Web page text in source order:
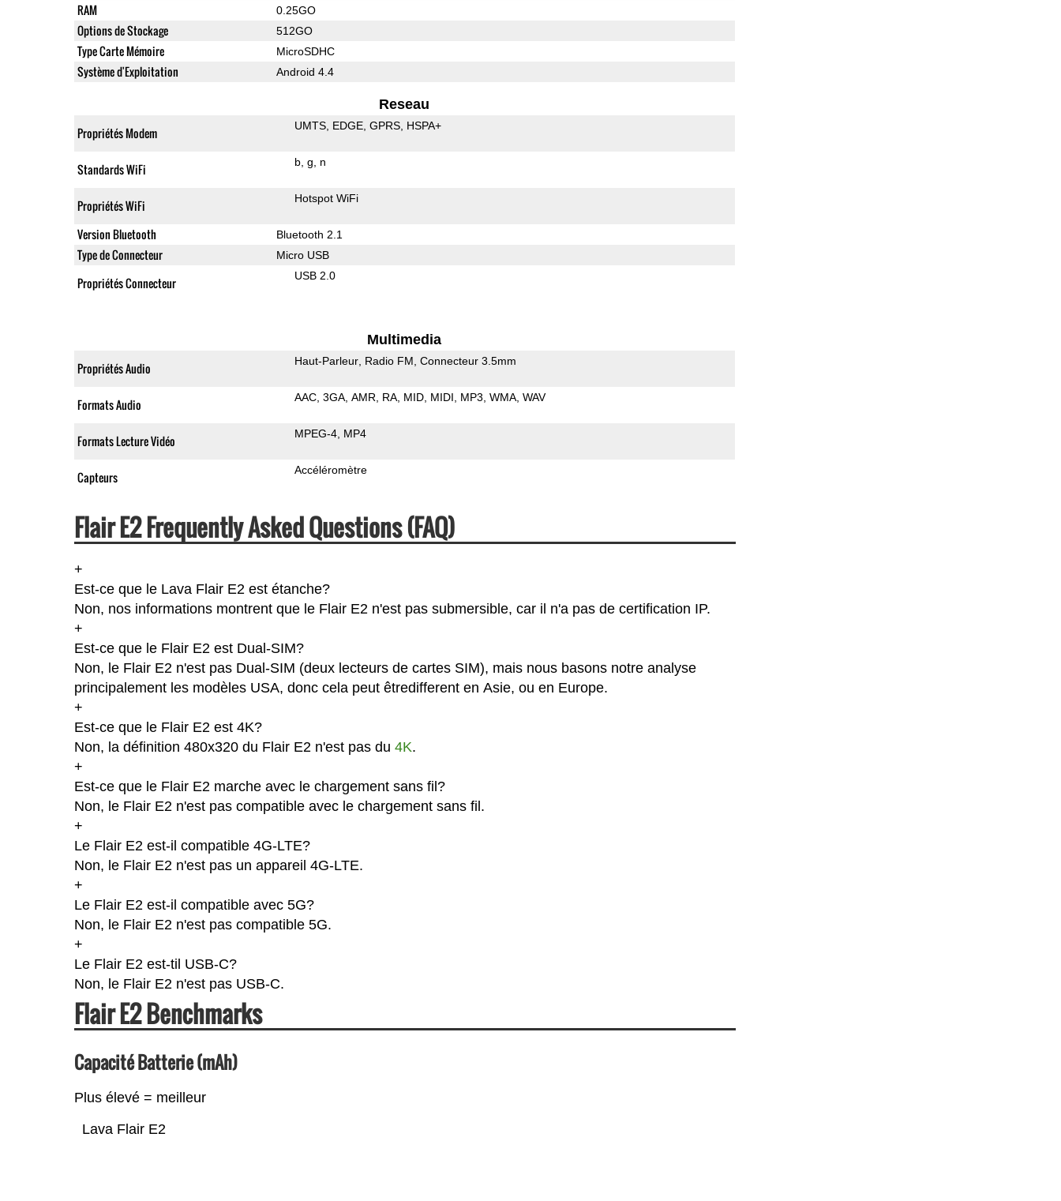
RAM 0.25GO
Options de Stockage 512GO
Type Carte Mémoire MicroSDHC
Système d'Exploitation Android 4.4
Reseau
Propriétés Modem UMTS EDGE GPRS HSPA+
Standards WiFi b g n
Propriétés WiFi Hotspot WiFi
Version Bluetooth Bluetooth 2.1
Type de Connecteur Micro USB
Propriétés Connecteur USB 2.0
Multimedia
Propriétés Audio Haut-Parleur Radio FM Connecteur 3.5mm
Formats Audio AAC 3GA AMR RA MID MIDI MP3 WMA WAV
Formats Lecture Vidéo MPEG-4 MP4
Capteurs Accéléromètre
Flair E2 Frequently Asked Questions (FAQ)
+
Est-ce que le Lava Flair E2 est étanche?
Non, nos informations montrent que le Flair E2 n'est pas submersible, car il n'a pas de certification IP.
+
Est-ce que le Flair E2 est Dual-SIM?
Non, le Flair E2 n'est pas Dual-SIM (deux lecteurs de cartes SIM), mais nous basons notre analyse
principalement les modèles USA, donc cela peut êtredifferent en Asie, ou en Europe.
+
Est-ce que le Flair E2 est 4K?
Non, la définition 480x320 du Flair E2 n'est pas du 4K.
+
Est-ce que le Flair E2 marche avec le chargement sans fil?
Non, le Flair E2 n'est pas compatible avec le chargement sans fil.
+
Le Flair E2 est-il compatible 4G-LTE?
Non, le Flair E2 n'est pas un appareil 4G-LTE.
+
Le Flair E2 est-il compatible avec 5G?
Non, le Flair E2 n'est pas compatible 5G.
+
Le Flair E2 est-til USB-C?
Non, le Flair E2 n'est pas USB-C.
Flair E2 Benchmarks
Capacité Batterie (mAh)
Plus élevé = meilleur
Lava Flair E2